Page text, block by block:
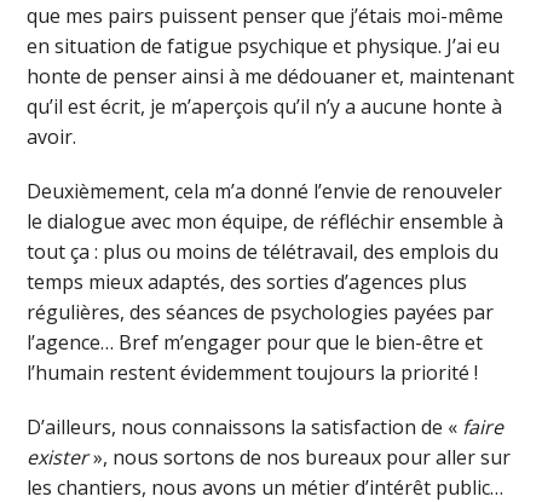
que mes pairs puissent penser que j’étais moi-même
en situation de fatigue psychique et physique. J’ai eu
honte de penser ainsi à me dédouaner et, maintenant
qu’il est écrit, je m’aperçois qu’il n’y a aucune honte à
avoir.
Deuxièmement, cela m’a donné l’envie de renouveler
le dialogue avec mon équipe, de réfléchir ensemble à
tout ça : plus ou moins de télétravail, des emplois du
temps mieux adaptés, des sorties d’agences plus
régulières, des séances de psychologies payées par
l’agence… Bref m’engager pour que le bien-être et
l’humain restent évidemment toujours la priorité !
D’ailleurs, nous connaissons la satisfaction de « faire
exister», nous sortons de nos bureaux pour aller sur
les chantiers, nous avons un métier d’intérêt public…